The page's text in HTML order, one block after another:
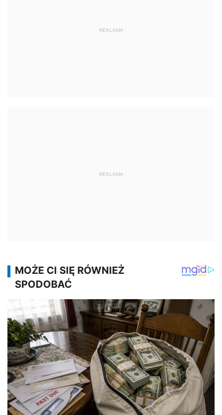
REKLAMA
REKLAMA